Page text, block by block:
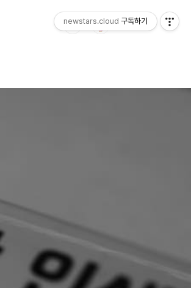
newstars.cloud 구독하기